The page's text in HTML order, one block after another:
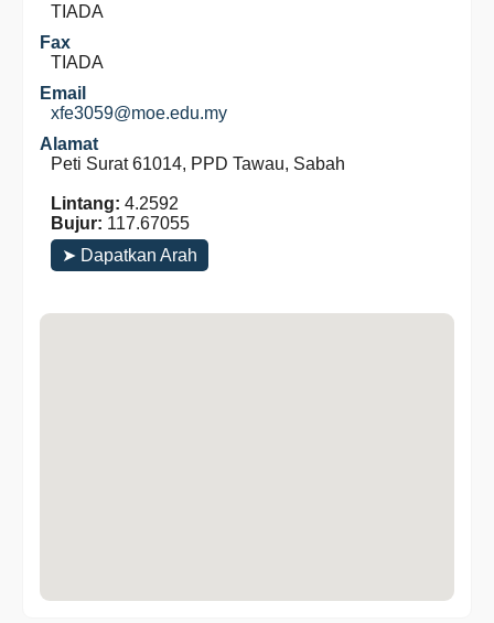
TIADA
Fax
TIADA
Email
xfe3059@moe.edu.my
Alamat
Peti Surat 61014, PPD Tawau, Sabah
Lintang: 4.2592
Bujur: 117.67055
➤ Dapatkan Arah